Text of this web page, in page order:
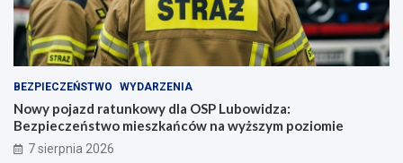
BEZPIECZEŃSTWO WYDARZENIA
Nowy pojazd ratunkowy dla OSP Lubowidza:
Bezpieczeństwo mieszkańców na wyższym poziomie
7 sierpnia 2026